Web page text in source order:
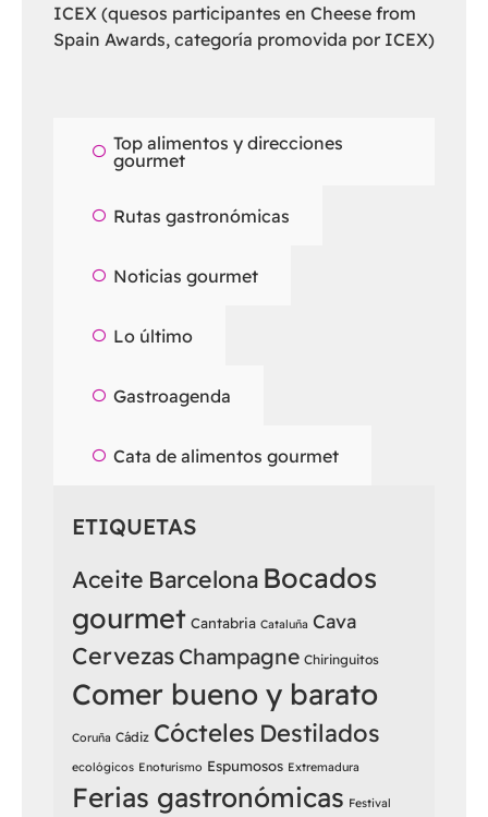
ICEX (quesos participantes en Cheese from
Spain Awards, categoría promovida por ICEX)
Top alimentos y direcciones
gourmet
Rutas gastronómicas
Noticias gourmet
Lo último
Gastroagenda
Cata de alimentos gourmet
ETIQUETAS
Aceite Barcelona Bocados
gourmet Cantabria Cataluña Cava
Cervezas Champagne Chiringuitos
Comer bueno y barato
Coruña Cádiz Cócteles Destilados
ecológicos Enoturismo Espumosos Extremadura
Ferias gastronómicas Festival